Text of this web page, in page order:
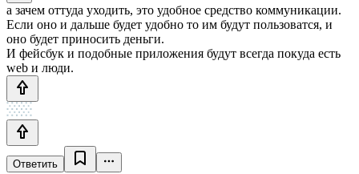
а зачем оттуда уходить, это удобное средство коммуникации.
Если оно и дальше будет удобно то им будут пользоватся, и
оно будет приносить деньги.
И фейсбук и подобные приложения будут всегда покуда есть
web и люди.
Ответить